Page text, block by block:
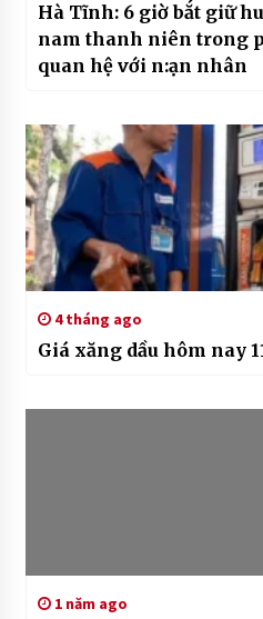
Hà Tĩnh: 6 giờ bắt giữ
nam thanh niên trong
quan hệ với n:ạn nhân
4 tháng ago
Giá xăng dầu hôm nay
1 năm ago